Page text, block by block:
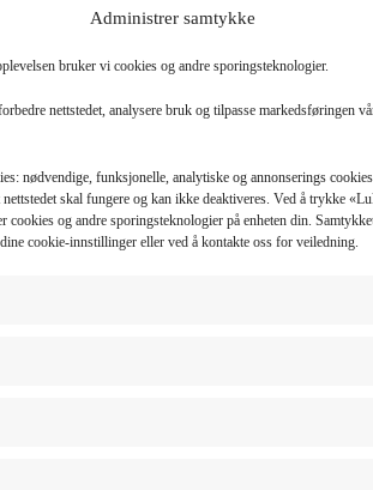
Administrer samtykke
bruker vi cookies og andre sporingsteknologier.
nettstedet, analysere bruk og tilpasse markedsføringen
nødvendige, funksjonelle, analytiske og annonserings
skal fungere og kan ikke deaktiveres. Ved å trykke
cookies og andre sporingsteknologier på enheten din.
cookie-innstillinger eller ved å kontakte oss for veiledning.